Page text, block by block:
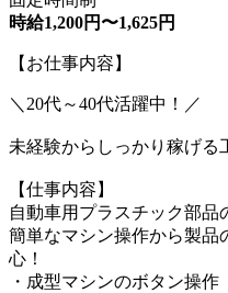
時給1,200円〜1,625円
【お仕事内容】
＼20代～40代活躍中！／
未経験からしっかり稼げる
【仕事内容】
自動車用プラスチック部品
簡単なマシン操作から製品
心！
・成型マシンのボタン操作